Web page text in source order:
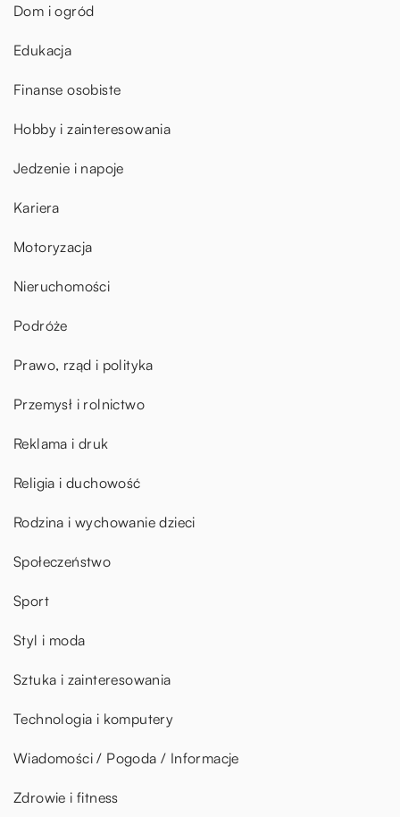
Dom i ogród
Edukacja
Finanse osobiste
Hobby i zainteresowania
Jedzenie i napoje
Kariera
Motoryzacja
Nieruchomości
Podróże
Prawo, rząd i polityka
Przemysł i rolnictwo
Reklama i druk
Religia i duchowość
Rodzina i wychowanie dzieci
Społeczeństwo
Sport
Styl i moda
Sztuka i zainteresowania
Technologia i komputery
Wiadomości / Pogoda / Informacje
Zdrowie i fitness